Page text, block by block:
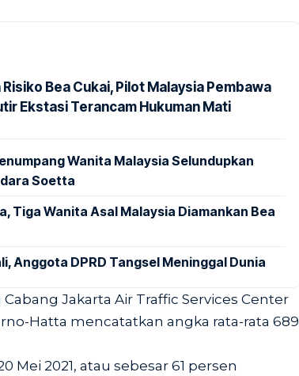
Risiko Bea Cukai, Pilot Malaysia Pembawa
Ekstasi Terancam Hukuman Mati
Wanita Malaysia Selundupkan
Soetta
Tiga Wanita Asal Malaysia Diamankan Bea
Anggota DPRD Tangsel Meninggal Dunia
Jakarta Air Traffic Services Center
Hatta mencatatkan angka rata-rata 689
Mei 2021, atau sebesar 61 persen